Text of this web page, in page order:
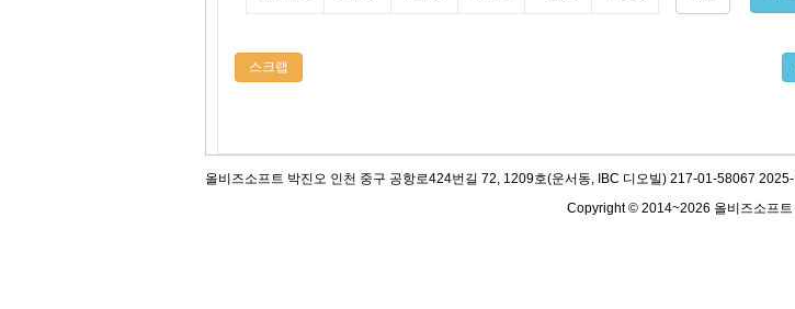
스크랩
올비즈소프트 박진오 인천 중구 공항로424번길 72, 1209호(운서동, IBC 디오빌) 217-01-58067
Copyright © 2014~2026 올비즈소프